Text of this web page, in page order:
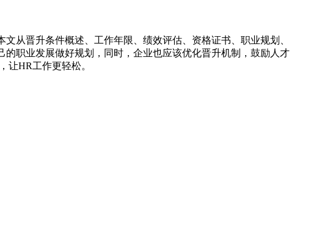
从晋升条件概述、工作年限、绩效评估、资格证书、职业规划、
的职业发展做好规划，同时，企业也应该优化晋升机制，鼓励人才
让HR工作更轻松。